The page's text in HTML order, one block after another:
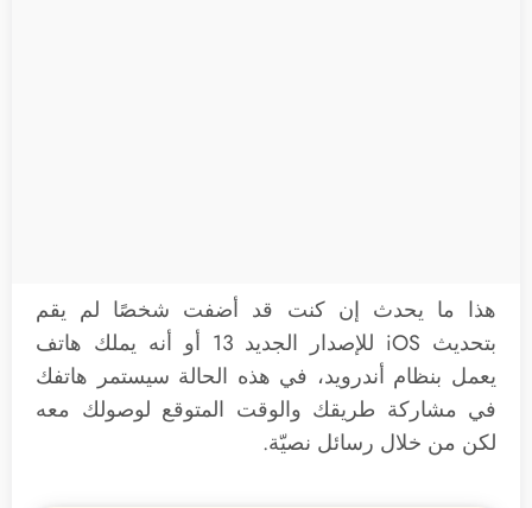
هذا ما يحدث إن كنت قد أضفت شخصًا لم يقم
بتحديث iOS للإصدار الجديد 13 أو أنه يملك هاتف
يعمل بنظام أندرويد، في هذه الحالة سيستمر هاتفك
في مشاركة طريقك والوقت المتوقع لوصولك معه
لكن من خلال رسائل نصيّة.